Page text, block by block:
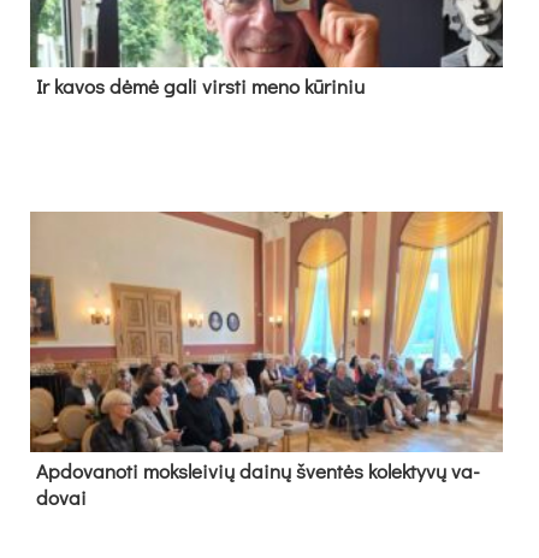
Ir ka­vos dė­mė ga­li virs­ti me­no kū­ri­niu
Ap­do­va­no­ti moks­lei­vių dai­nų šven­tės ko­lek­ty­vų va­
do­vai